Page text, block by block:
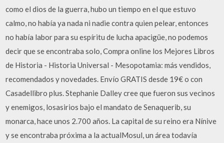
como el dios de la guerra, hubo un tiempo en el que estuvo
calmo, no había ya nada ni nadie contra quien pelear, entonces
no había labor para su espíritu de lucha apacigüe, no podemos
decir que se encontraba solo, Compra online los Mejores Libros
de Historia - Historia Universal - Mesopotamia: más vendidos,
recomendados y novedades. Envío GRATIS desde 19€ o con
Casadellibro plus. Stephanie Dalley cree que fueron sus vecinos
y enemigos, losasirios bajo el mandato de Senaquerib, su
monarca, hace unos 2.700 años. La capital de su reino era Nínive
y se encontraba próxima a la actualMosul, un área todavía